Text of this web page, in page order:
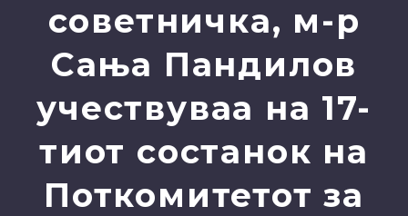
советничка, м-р
Сања Пандилов
учествуваа на 17-
тиот состанок на
Поткомитетот за